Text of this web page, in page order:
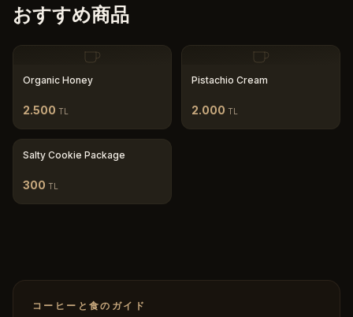
おすすめ商品
Organic Honey
2.500 TL
Pistachio Cream
2.000 TL
Salty Cookie Package
300 TL
コーヒーと食のガイド